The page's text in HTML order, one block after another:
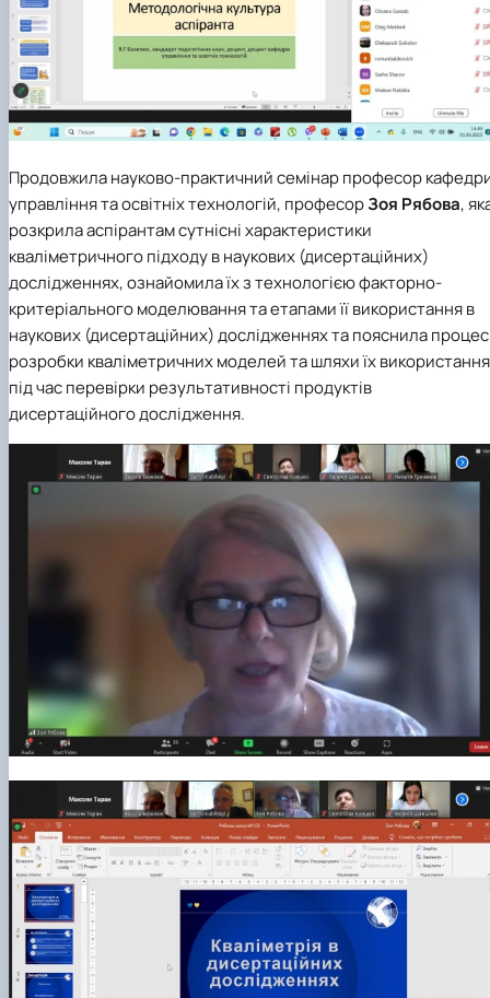
Продовжила науково-практичний семінар професор
управління та освітніх технологій, професорЗоя Рябова,
розкрила аспірантам сутнісні характеристики
кваліметричного підходу в наукових (дисертаційних)
дослідженнях, ознайомила їх з технологією факторно-
критеріального моделювання та етапами її використання в
наукових (дисертаційних) дослідженнях та пояснила процес
розробки кваліметричних моделей та шляхи їх використання
під час перевірки результативності продуктів
дисертаційного дослідження.